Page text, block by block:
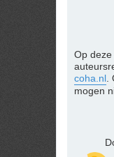
Op
coha.nl
mogen